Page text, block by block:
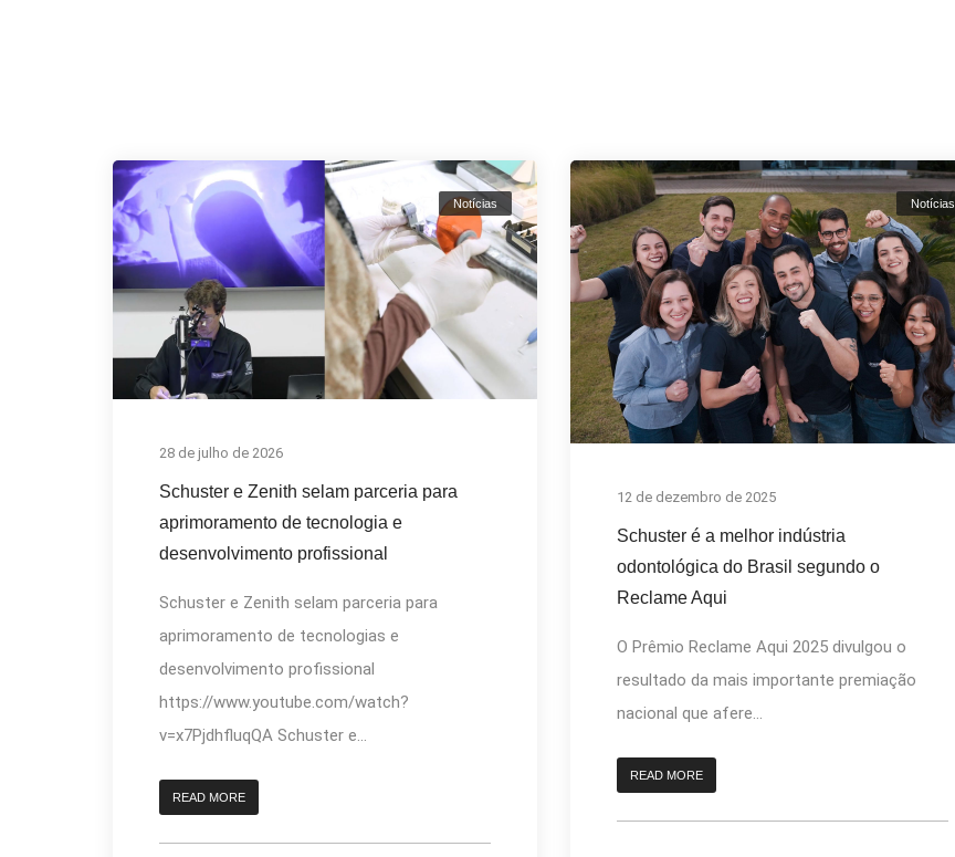
Notícias
28 de julho de 2026
Schuster e Zenith selam parceria para
aprimoramento de tecnologia e
desenvolvimento profissional
Schuster e Zenith selam parceria para
aprimoramento de tecnologias e
desenvolvimento profissional
https://www.youtube.com/watch?
v=x7PjdhfluqQA Schuster e...
READ MORE
Notícias
12 de dezembro de 2025
Schuster é a melhor indústria
odontológica do Brasil segundo o
Reclame Aqui
O Prêmio Reclame Aqui 2025 divulgou o
resultado da mais importante premiação
nacional que afere...
READ MORE